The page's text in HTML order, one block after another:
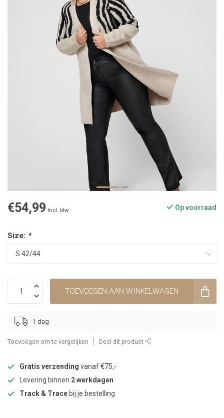
€54,99 Incl. btw Op voorraad
Size: *
TOEVOEGEN AAN WINKELWAGEN
1 dag
Toevoegen om te vergelijken Deel dit product
Gratis verzending vanaf €75,-
Levering binnen 2 werkdagen
Track & Trace bij je bestelling